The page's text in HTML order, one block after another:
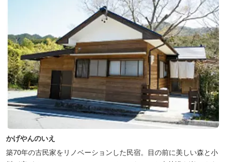
かげやんのいえ
築70年の古民家をリノベーションした民宿。目の前に美しい森と小